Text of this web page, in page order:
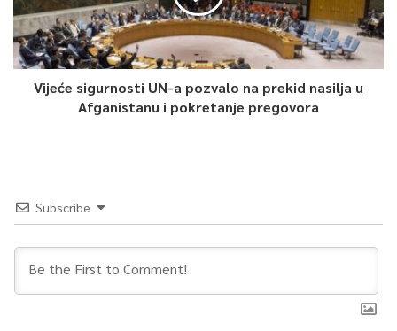
Vijeće sigurnosti UN-a pozvalo na prekid nasilja u
Afganistanu i pokretanje pregovora
Subscribe